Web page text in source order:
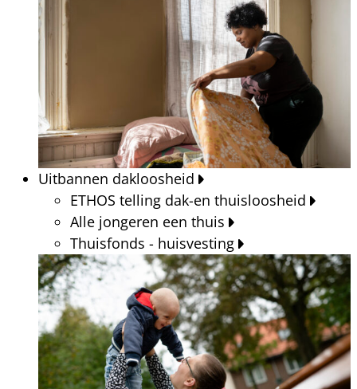
Uitbannen dakloosheid
ETHOS telling dak-en thuisloosheid
Alle jongeren een thuis
Thuisfonds - huisvesting